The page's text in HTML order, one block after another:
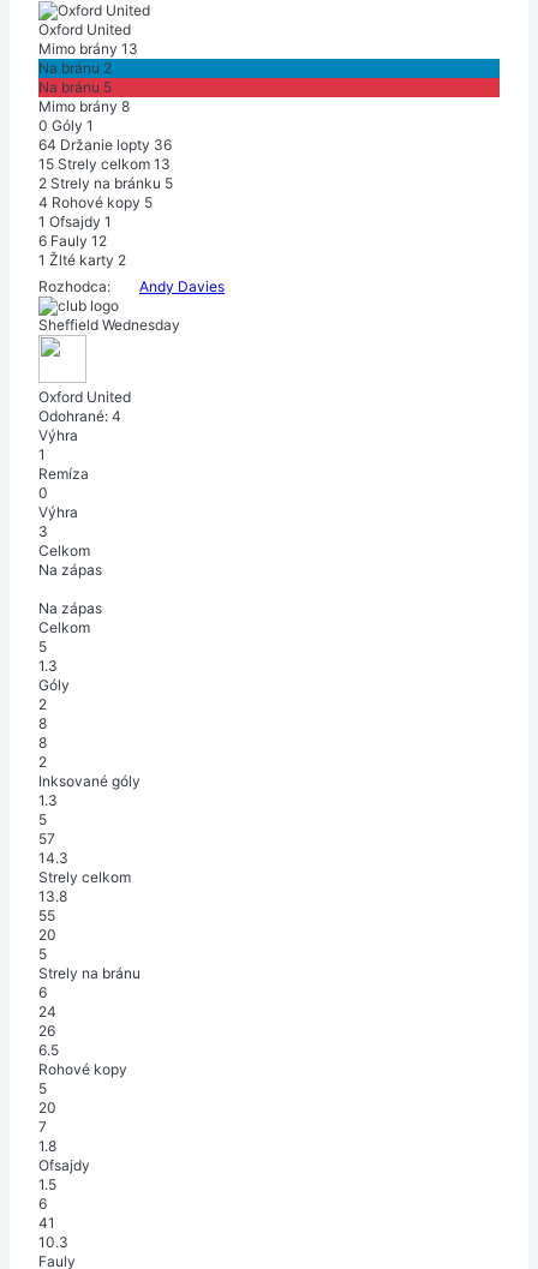
Oxford United
Mimo brány 13
Na bránu 2
Na bránu 5
Mimo brány 8
0 Góly 1
64 Držanie lopty 36
15 Strely celkom 13
2 Strely na bránku 5
4 Rohové kopy 5
1 Ofsajdy 1
6 Fauly 12
1 Žlté karty 2
Rozhodca:
Andy Davies
Sheffield Wednesday
Oxford United
Odohrané: 4
Výhra
1
Remíza
0
Výhra
3
Celkom
Na zápas
Na zápas
Celkom
5
1.3
Góly
2
8
8
2
Inksované góly
1.3
5
57
14.3
Strely celkom
13.8
55
20
5
Strely na bránu
6
24
26
6.5
Rohové kopy
5
20
7
1.8
Ofsajdy
1.5
6
41
10.3
Fauly